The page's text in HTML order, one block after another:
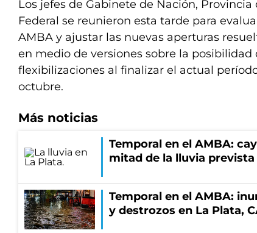
Los jefes de Gabinete de Nación,
Federal se reunieron esta tarde para
AMBA y ajustar las nuevas aperturas
en medio de versiones sobre la posibilidad
flexibilizaciones al finalizar el actual
octubre.
Más noticias
Temporal en el AMBA:
mitad de la lluvia
Temporal en el AMBA:
y destrozos en La Plata,